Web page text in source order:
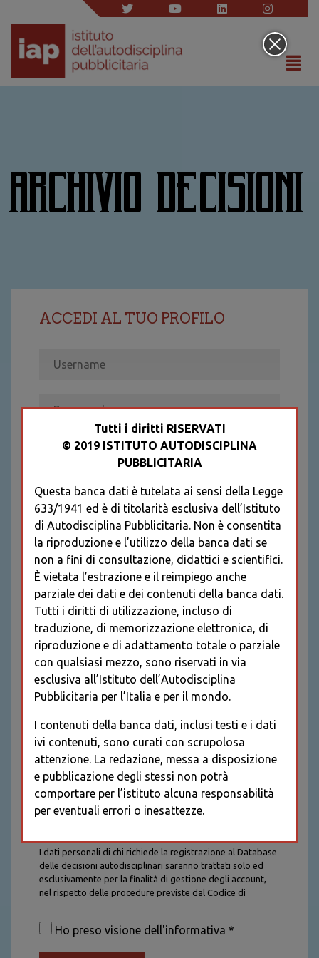
ARCHIVIO DECISIONI
ACCEDI AL TUO PROFILO
Recupera password
REGISTRATI
* I CAMPI CONTRASSEGNATI SONO
OBBLIGATORI
I dati personali di chi richiede la registrazione al Database
delle decisioni autodisciplinari saranno trattati solo ed
esclusivamente per la finalità di gestione degli account,
nel rispetto delle procedure previste dal Codice di
saranno trattati con tutte le cautele richieste dalla legge e
saranno conservati per la durata stabilita caso per caso
Ho preso visione dell'informativa *
Tutti i diritti RISERVATI
© 2019 ISTITUTO AUTODISCIPLINA
PUBBLICITARIA
Questa banca dati è tutelata ai sensi della Legge
633/1941 ed è di titolarità esclusiva dell’Istituto
di Autodisciplina Pubblicitaria. Non è consentita
la riproduzione e l’utilizzo della banca dati se
non a fini di consultazione, didattici e scientifici.
È vietata l’estrazione e il reimpiego anche
parziale dei dati e dei contenuti della banca dati.
Tutti i diritti di utilizzazione, incluso di
traduzione, di memorizzazione elettronica, di
riproduzione e di adattamento totale o parziale
con qualsiasi mezzo, sono riservati in via
esclusiva all’Istituto dell’Autodisciplina
Pubblicitaria per l’Italia e per il mondo.
I contenuti della banca dati, inclusi testi e i dati
ivi contenuti, sono curati con scrupolosa
attenzione. La redazione, messa a disposizione
e pubblicazione degli stessi non potrà
comportare per l’istituto alcuna responsabilità
per eventuali errori o inesattezze.